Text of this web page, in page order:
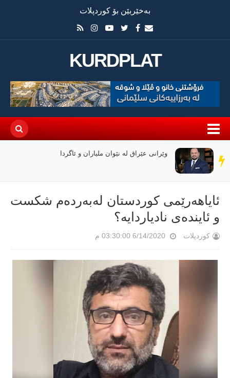
بەخێربێن بۆ کوردپلات
KURDPLAT
سەر
دێڕ
وێرانی عێراق لە نێوان ملیاران و ئاگردا
ئایاهەرێمی کوردستان لەبەردەم شکست
و ئایندەی نادیاردایە؟
کوردپلات 6/14/2020 03:30:00 م